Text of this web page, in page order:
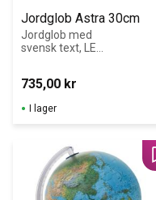
Jordglob Astra 30cm
Jordglob med
svensk text, LED-
735,00 kr
I lager